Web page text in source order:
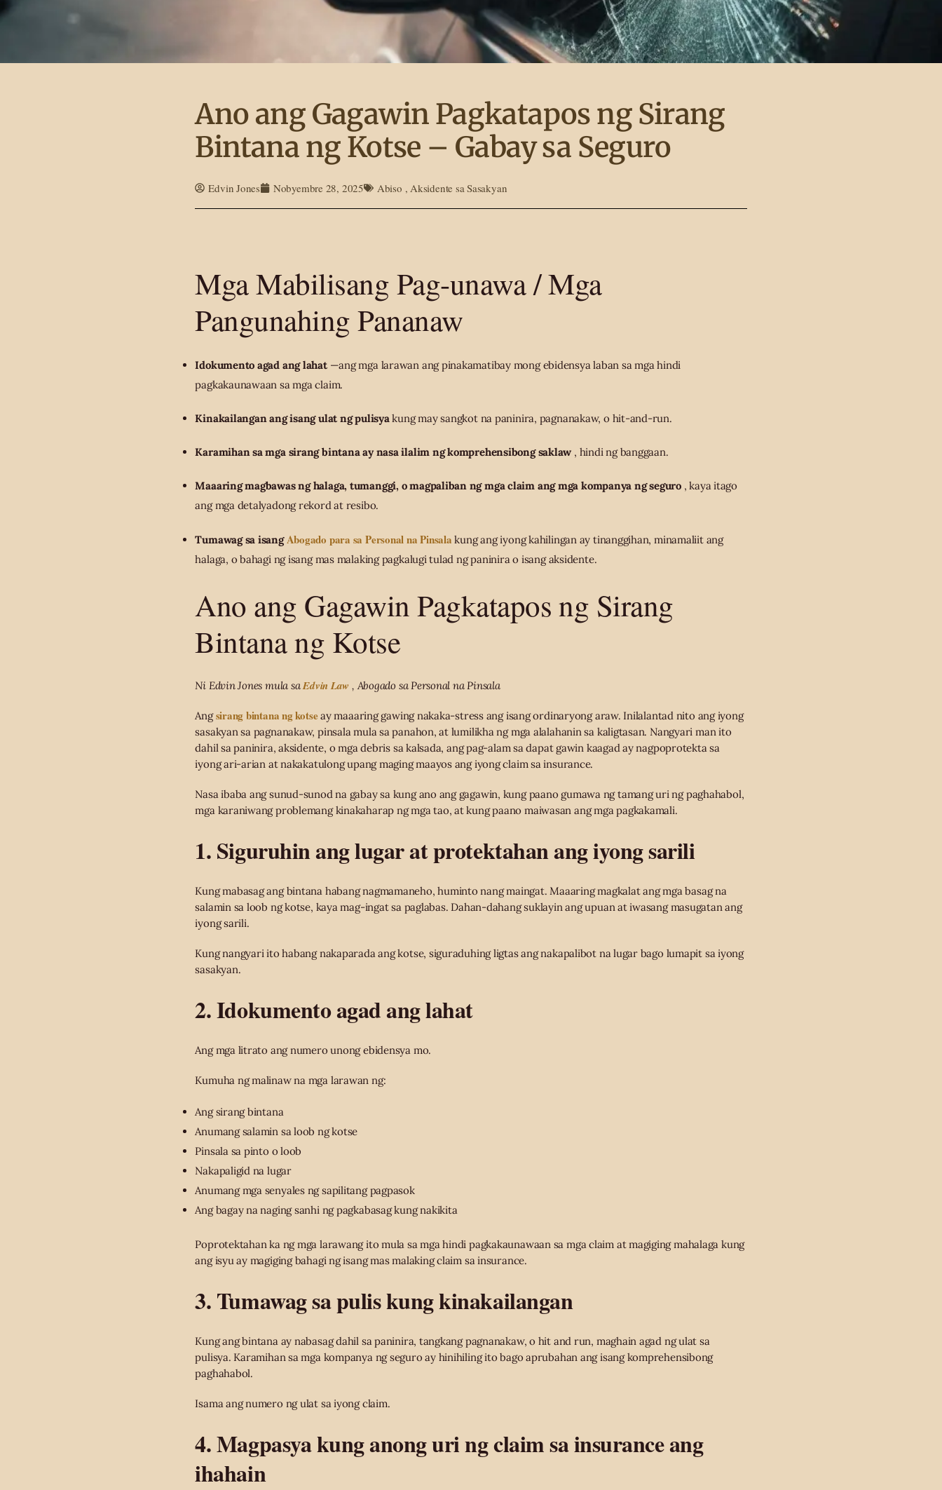
Ano ang Gagawin Pagkatapos ng Sirang
Bintana ng Kotse – Gabay sa Seguro
Edvin Jones Nobyembre 28, 2025 Abiso ,Aksidente sa Sasakyan
Mga Mabilisang Pag-unawa / Mga
Pangunahing Pananaw
Idokumento agad ang lahat—ang mga larawan ang pinakamatibay mong ebidensya laban sa mga hindi
pagkakaunawaan sa mga claim.
Kinakailangan ang isang ulat ng pulisyakung may sangkot na paninira, pagnanakaw, o hit-and-run.
Karamihan sa mga sirang bintana ay nasa ilalim ng komprehensibong saklaw , hindi ng banggaan.
Maaaring magbawas ng halaga, tumanggi, o magpaliban ng mga claim ang mga kompanya ng seguro, kaya itago
ang mga detalyadong rekord at resibo.
Tumawag sa isangAbogado para sa Personal na Pinsala kung ang iyong kahilingan ay tinanggihan, minamaliit ang
halaga, o bahagi ng isang mas malaking pagkalugi tulad ng paninira o isang aksidente.
Ano ang Gagawin Pagkatapos ng Sirang
Bintana ng Kotse
Ni Edvin Jones mula saEdvin Law , Abogado sa Personal na Pinsala
Angsirang bintana ng kotse ay maaaring gawing nakaka-stress ang isang ordinaryong araw. Inilalantad nito ang iyong
sasakyan sa pagnanakaw, pinsala mula sa panahon, at lumilikha ng mga alalahanin sa kaligtasan. Nangyari man ito
dahil sa paninira, aksidente, o mga debris sa kalsada, ang pag-alam sa dapat gawin kaagad ay nagpoprotekta sa
iyong ari-arian at nakakatulong upang maging maayos ang iyong claim sa insurance.
Nasa ibaba ang sunud-sunod na gabay sa kung ano ang gagawin, kung paano gumawa ng tamang uri ng paghahabol,
mga karaniwang problemang kinakaharap ng mga tao, at kung paano maiwasan ang mga pagkakamali.
1. Siguruhin ang lugar at protektahan ang iyong sarili
Kung mabasag ang bintana habang nagmamaneho, huminto nang maingat. Maaaring magkalat ang mga basag na
salamin sa loob ng kotse, kaya mag-ingat sa paglabas. Dahan-dahang suklayin ang upuan at iwasang masugatan ang
iyong sarili.
Kung nangyari ito habang nakaparada ang kotse, siguraduhing ligtas ang nakapalibot na lugar bago lumapit sa iyong
sasakyan.
2. Idokumento agad ang lahat
Ang mga litrato ang numero unong ebidensya mo.
Kumuha ng malinaw na mga larawan ng:
Ang sirang bintana
Anumang salamin sa loob ng kotse
Pinsala sa pinto o loob
Nakapaligid na lugar
Anumang mga senyales ng sapilitang pagpasok
Ang bagay na naging sanhi ng pagkabasag kung nakikita
Poprotektahan ka ng mga larawang ito mula sa mga hindi pagkakaunawaan sa mga claim at magiging mahalaga kung
ang isyu ay magiging bahagi ng isang mas malaking claim sa insurance.
3. Tumawag sa pulis kung kinakailangan
Kung ang bintana ay nabasag dahil sa paninira, tangkang pagnanakaw, o hit and run, maghain agad ng ulat sa
pulisya. Karamihan sa mga kompanya ng seguro ay hinihiling ito bago aprubahan ang isang komprehensibong
paghahabol.
Isama ang numero ng ulat sa iyong claim.
4. Magpasya kung anong uri ng claim sa insurance ang
ihahain